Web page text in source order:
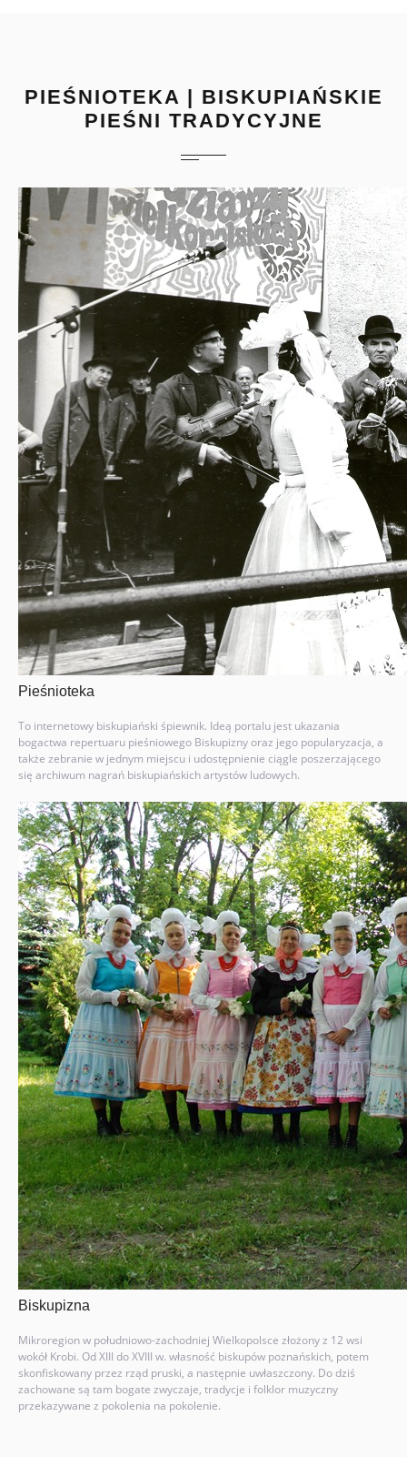
PIEŚNIOTEKA | BISKUPIAŃSKIE
PIEŚNI TRADYCYJNE
Pieśnioteka
To internetowy biskupiański śpiewnik. Ideą portalu jest ukazania
bogactwa repertuaru pieśniowego Biskupizny oraz jego popularyzacja, a
także zebranie w jednym miejscu i udostępnienie ciągle poszerzającego
się archiwum nagrań biskupiańskich artystów ludowych.
Biskupizna
Mikroregion w południowo-zachodniej Wielkopolsce złożony z 12 wsi
wokół Krobi. Od XIII do XVIII w. własność biskupów poznańskich, potem
skonfiskowany przez rząd pruski, a następnie uwłaszczony. Do dziś
zachowane są tam bogate zwyczaje, tradycje i folklor muzyczny
przekazywane z pokolenia na pokolenie.